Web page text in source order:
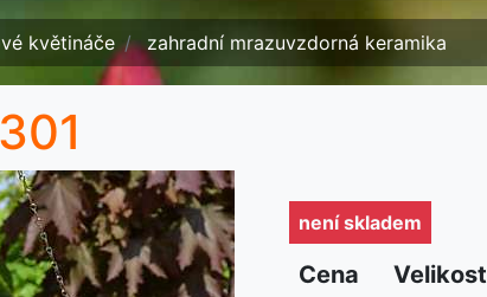
květináče zahradní mrazuvzdorná keramika
není skladem
Cena
Velikost